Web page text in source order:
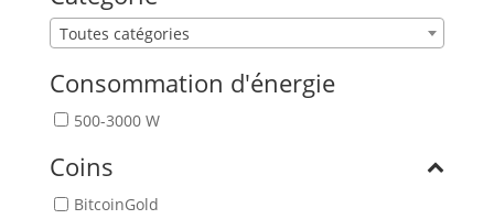
Toutes catégories
Consommation d'énergie
500-3000 W
Coins
BitcoinGold